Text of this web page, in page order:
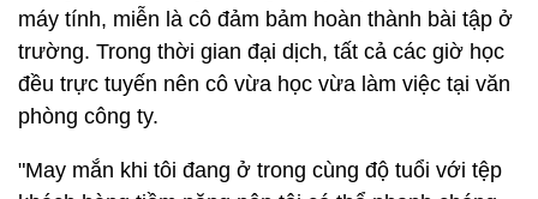
máy tính, miễn là cô đảm bảm hoàn thành bài tập ở
trường. Trong thời gian đại dịch, tất cả các giờ học
đều trực tuyến nên cô vừa học vừa làm việc tại văn
phòng công ty.
"May mắn khi tôi đang ở trong cùng độ tuổi với tệp